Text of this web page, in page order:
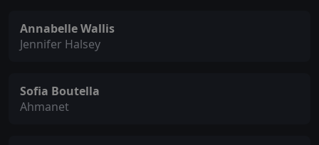
Annabelle Wallis
Jennifer Halsey
Sofia Boutella
Ahmanet